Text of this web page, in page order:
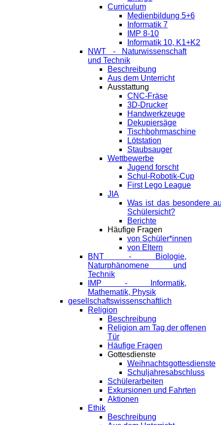
Curriculum
Medienbildung 5+6
Informatik 7
IMP 8-10
Informatik 10, K1+K2
NWT - Naturwissenschaft
und Technik
Beschreibung
Aus dem Unterricht
Ausstattung
CNC-Fräse
3D-Drucker
Handwerkzeuge
Dekupiersäge
Tischbohrmaschine
Lötstation
Staubsauger
Wettbewerbe
Jugend forscht
Schul-Robotik-Cup
First Lego League
JIA
Was ist das besondere
Schülersicht?
Berichte
Häufige Fragen
von Schüler*innen
von Eltern
BNT - Biologie,
Naturphänomene und
Technik
IMP - Informatik,
Mathematik, Physik
gesellschaftswissenschaftlich
Religion
Beschreibung
Religion am Tag der offenen
Tür
Häufige Fragen
Gottesdienste
Weihnachtsgottesdienste
Schuljahresabschluss
Schülerarbeiten
Exkursionen und Fahrten
Aktionen
Ethik
Beschreibung